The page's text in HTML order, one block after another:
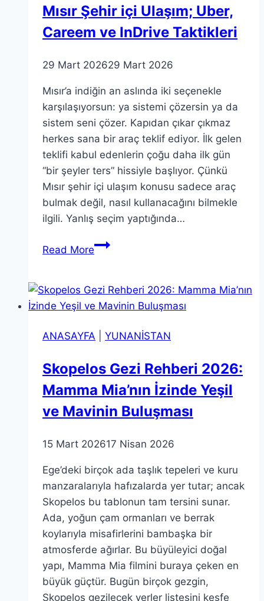
Mısır Şehir içi Ulaşım; Uber,
Careem ve InDrive Taktikleri
29 Mart 202629 Mart 2026
Mısır’a indiğin an aslında iki seçenekle
karşılaşıyorsun: ya sistemi çözersin ya da
sistem seni çözer. Kapıdan çıkar çıkmaz
herkes sana bir araç teklif ediyor. İlk gelen
teklifi kabul edenlerin çoğu daha ilk gün
“bir şeyler ters” hissiyle başlıyor. Çünkü
Mısır şehir içi ulaşım konusu sadece araç
bulmak değil, nasıl kullanacağını bilmekle
ilgili. Yanlış seçim yaptığında…
Read MoreMısır
Ulaşım;
Uber,
ve
Taktikleri
ANASAYFA YUNANİSTAN
Skopelos Gezi Rehberi 2026:
Mamma Mia’nın İzinde Yeşil
ve Mavinin Buluşması
15 Mart 202617 Nisan 2026
Ege’deki birçok ada taşlık tepeleri ve kuru
manzaralarıyla hafızalarda yer tutar; ancak
Skopelos bu tablonun tam tersini sunar.
Ada, yoğun çam ormanları ve berrak
koylarıyla misafirlerini bambaşka bir
atmosferde ağırlar. Bu büyüleyici doğal
yapı, Mamma Mia filmini buraya çeken en
büyük güçtür. Bugün birçok gezgin,
Skopelos gezilecek yerler listesini keşfe